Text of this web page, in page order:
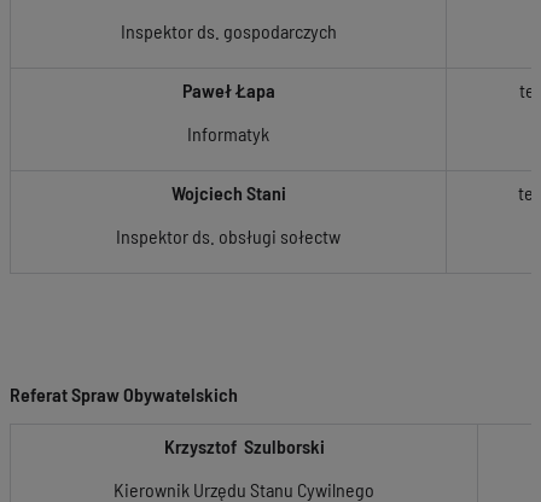
Inspektor ds. gospodarczych
Paweł Łapa
Informatyk
Wojciech Stani
Inspektor ds. obsługi sołectw
Referat Spraw Obywatelskich
Krzysztof Szulborski
Kierownik Urzędu Stanu Cywilnego